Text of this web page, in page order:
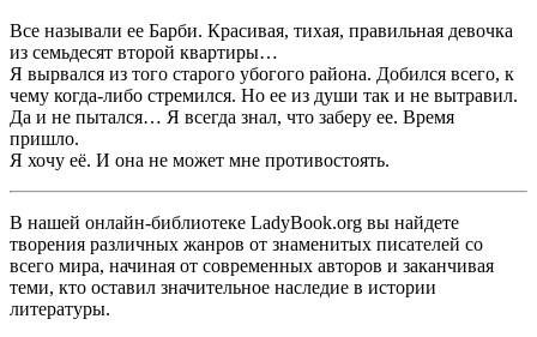
Все называли ее Барби. Красивая, тихая, правильная девочка
из семьдесят второй квартиры…
Я вырвался из того старого убогого района. Добился всего, к
чему когда-либо стремился. Но ее из души так и не вытравил.
Да и не пытался… Я всегда знал, что заберу ее. Время
пришло.
Я хочу её. И она не может мне противостоять.
В нашей онлайн-библиотеке LadyBook.org вы найдете
творения различных жанров от знаменитых писателей со
всего мира, начиная от современных авторов и заканчивая
теми, кто оставил значительное наследие в истории
литературы.